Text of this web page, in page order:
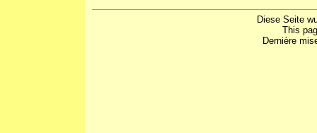
Diese Seite
This
Dernière